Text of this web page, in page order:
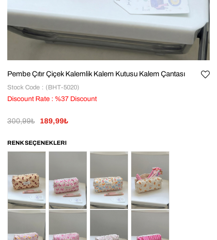
Pembe Çıtır Çiçek Kalemlik Kalem Kutusu Kalem Çantası
Stock Code (BHT-5020)
Discount Rate : %37 Discount
300,99₺ 189,99₺